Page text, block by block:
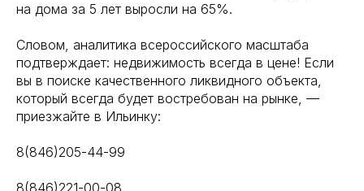
на дома за 5 лет выросли на 65%.
Словом, аналитика всероссийского масштаба
подтверждает: недвижимость всегда в цене! Если
вы в поиске качественного ликвидного объекта,
который всегда будет востребован на рынке, —
приезжайте в Ильинку:
8(846)205-44-99
8(846)221-00-08